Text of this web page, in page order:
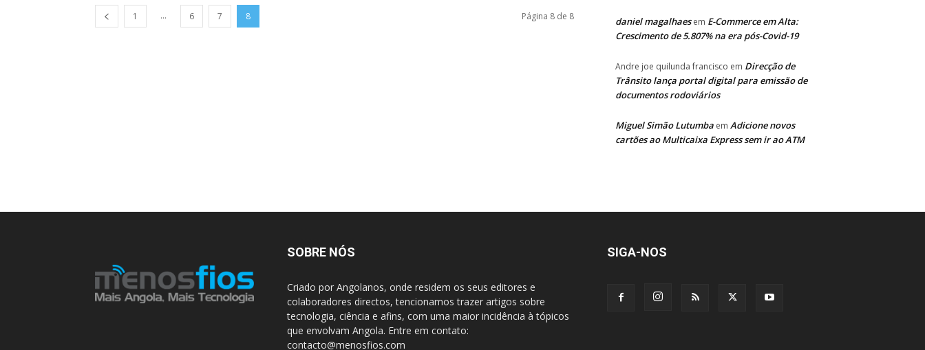
1 ... 6 7 8 Página 8 de 8 daniel magalhaesem E-Commerce em Alta:
Crescimento de 5.807% na era pós-Covid-19
Andre joe quilunda francisco em Direcção de
Trânsito lança portal digital para emissão de
documentos rodoviários
Miguel Simão Lutumba em Adicione novos
cartões ao Multicaixa Express sem ir ao ATM
SOBRE NÓS
Criado por Angolanos, onde residem os seus editores e
colaboradores directos, tencionamos trazer artigos sobre
tecnologia, ciência e afins, com uma maior incidência à tópicos
que envolvam Angola. Entre em contato:
contacto@menosfios.com
SIGA-NOS